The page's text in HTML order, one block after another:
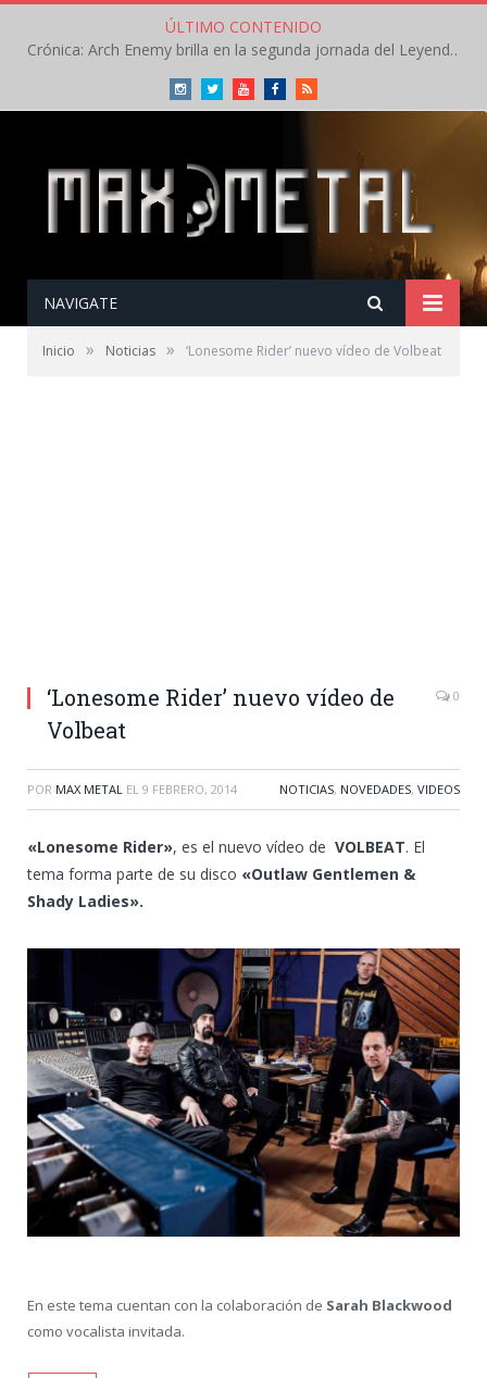
ÚLTIMO CONTENIDO
Crónica: Arch Enemy brilla en la segunda jornada del Leyendas del Rock – Jueves – Agosto 2026
InstagramTwitterYoutubeFacebookRSS
NAVIGATE
Inicio » Noticias » ‘Lonesome Rider’ nuevo vídeo de Volbeat
‘Lonesome Rider’ nuevo vídeo de
Volbeat
0
POR MAX METAL EL 9 FEBRERO, 2014 NOTICIAS, NOVEDADES, VIDEOS
«Lonesome Rider», es el nuevo vídeo de VOLBEAT. El
tema forma parte de su disco «Outlaw Gentlemen &
Shady Ladies».
En este tema cuentan con la colaboración de Sarah Blackwood
como vocalista invitada.